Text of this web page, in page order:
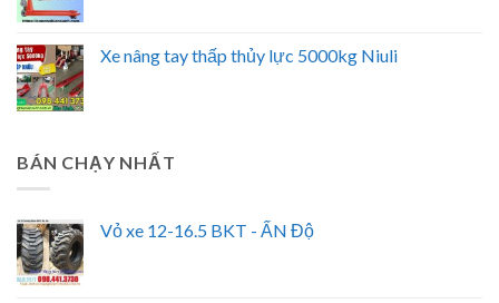
Xe nâng tay thấp thủy lực 5000kg Niuli
BÁN CHẠY NHẤT
Vỏ xe 12-16.5 BKT - ẤN Độ